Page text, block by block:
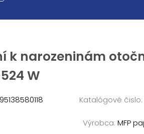
k narozeninám
W
Katalógové čislo:
Výrobca: MFP